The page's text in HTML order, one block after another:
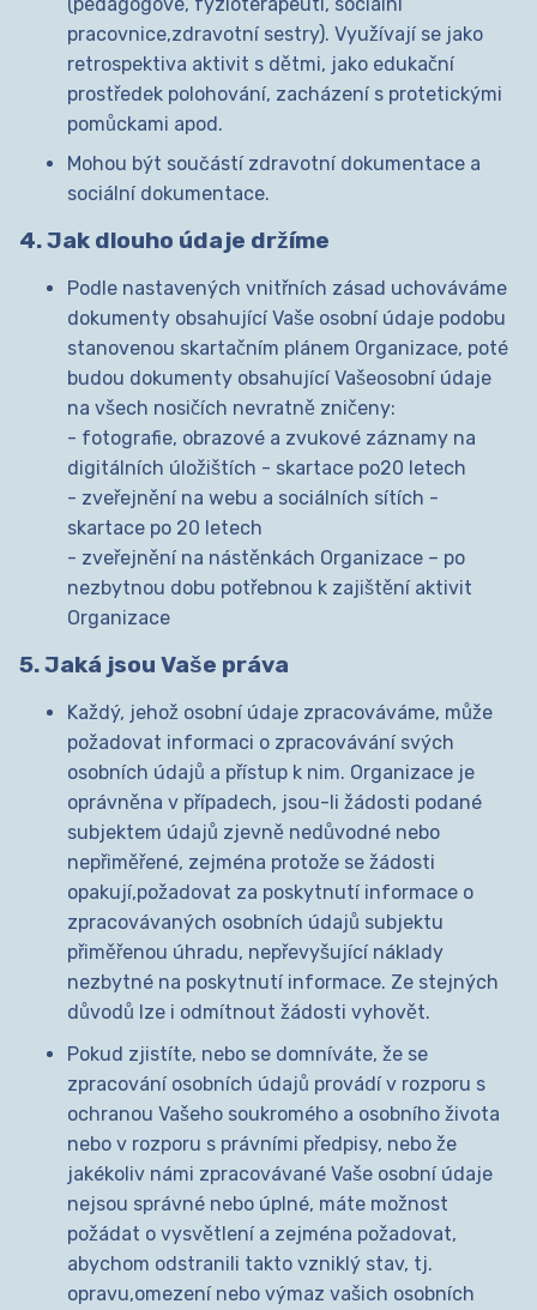
pracovnice,zdravotní sestry). Využívají se jako
retrospektiva aktivit s dětmi, jako edukační
prostředek polohování, zacházení s protetickými
pomůckami apod.
Mohou být součástí zdravotní dokumentace a
sociální dokumentace.
4. Jak dlouho údaje držíme
Podle nastavených vnitřních zásad uchováváme
dokumenty obsahující Vaše osobní údaje podobu
stanovenou skartačním plánem Organizace, poté
budou dokumenty obsahující Vašeosobní údaje
na všech nosičích nevratně zničeny:
- fotografie, obrazové a zvukové záznamy na
digitálních úložištích - skartace po20 letech
- zveřejnění na webu a sociálních sítích -
skartace po 20 letech
- zveřejnění na nástěnkách Organizace – po
nezbytnou dobu potřebnou k zajištění aktivit
Organizace
5. Jaká jsou Vaše práva
Každý, jehož osobní údaje zpracováváme, může
požadovat informaci o zpracovávání svých
osobních údajů a přístup k nim. Organizace je
oprávněna v případech, jsou-li žádosti podané
subjektem údajů zjevně nedůvodné nebo
nepřiměřené, zejména protože se žádosti
opakují,požadovat za poskytnutí informace o
zpracovávaných osobních údajů subjektu
přiměřenou úhradu, nepřevyšující náklady
nezbytné na poskytnutí informace. Ze stejných
důvodů lze i odmítnout žádosti vyhovět.
Pokud zjistíte, nebo se domníváte, že se
zpracování osobních údajů provádí v rozporu s
ochranou Vašeho soukromého a osobního života
nebo v rozporu s právními předpisy, nebo že
jakékoliv námi zpracovávané Vaše osobní údaje
nejsou správné nebo úplné, máte možnost
požádat o vysvětlení a zejména požadovat,
abychom odstranili takto vzniklý stav, tj.
opravu,omezení nebo výmaz vašich osobních